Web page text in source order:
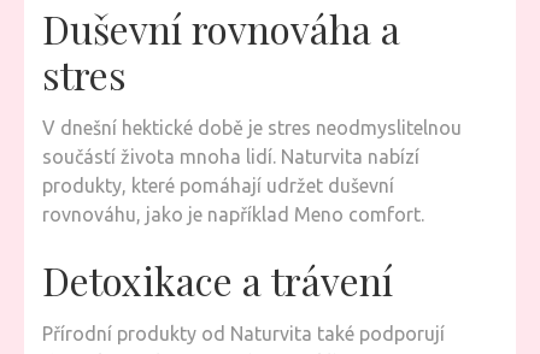
Duševní rovnováha a
stres
V dnešní hektické době je stres neodmyslitelnou
součástí života mnoha lidí. Naturvita nabízí
produkty, které pomáhají udržet duševní
rovnováhu, jako je například Meno comfort.
Detoxikace a trávení
Přírodní produkty od Naturvita také podporují